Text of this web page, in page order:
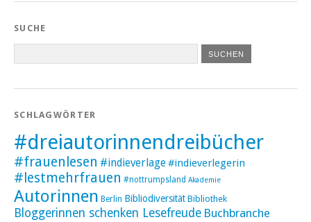
SUCHE
SCHLAGWÖRTER
#dreiautorinnendreibücher
#frauenlesen #indieverlage#indieverlegerin
#lestmehrfrauen #nottrumpsland Akademie
Autorinnen Berlin Bibliodiversität Bibliothek
Bloggerinnen schenken Lesefreude Buchbranche